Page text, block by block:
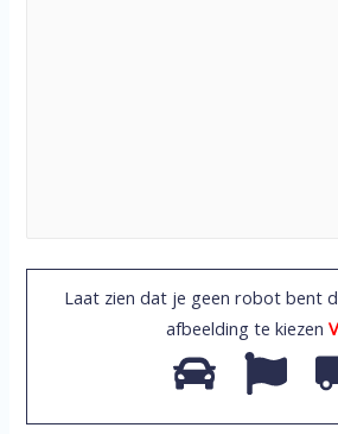
Laat zien dat je geen robot bent
afbeelding te kiezen